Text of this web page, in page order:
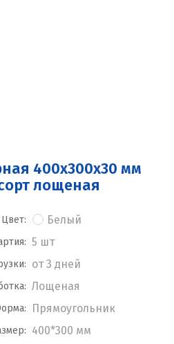
400x300x30 мм
лощеная
Цвет: Белый
5 шт
от 3 дней
Лощеная
Прямоугольник
400*300 мм